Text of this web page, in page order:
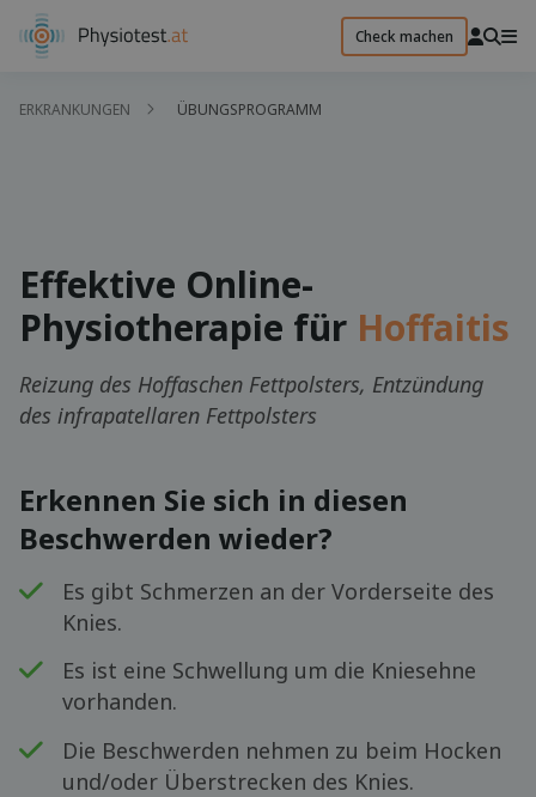
Check machen
ERKRANKUNGEN ÜBUNGSPROGRAMM
Effektive Online-
Physiotherapie für Hoffaitis
Reizung des Hoffaschen Fettpolsters, Entzündung
des infrapatellaren Fettpolsters
Erkennen Sie sich in diesen
Beschwerden wieder?
Es gibt Schmerzen an der Vorderseite des
Knies.
Es ist eine Schwellung um die Kniesehne
vorhanden.
Die Beschwerden nehmen zu beim Hocken
und/oder Überstrecken des Knies.